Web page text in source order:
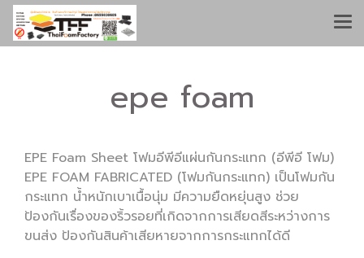
epe foam
EPE Foam Sheet โฟมอีพีอีแผ่นกันกระแทก (อีพีอี โฟม)
EPE FOAM FABRICATED (โฟมกันกระแทก) เป็นโฟมกัน
กระแทก น้ำหนักเบาเนื้อนุ่ม มีความยืดหยุ่นสูง ช่วย
ป้องกันเรื่องของริ้วรอยที่เกิดจากการเสียดสีระหว่างการ
ขนส่ง ป้องกันสินค้าเสียหายจากการกระแทกได้ดี